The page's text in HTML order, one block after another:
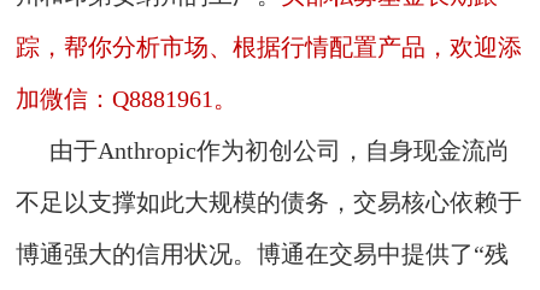
踪，帮你分析市场、根据行情配置产品，欢迎添
加微信：Q8881961。
由于Anthropic作为初创公司，自身现金流尚
不足以支撑如此大规模的债务，交易核心依赖于
博通强大的信用状况。博通在交易中提供了“残